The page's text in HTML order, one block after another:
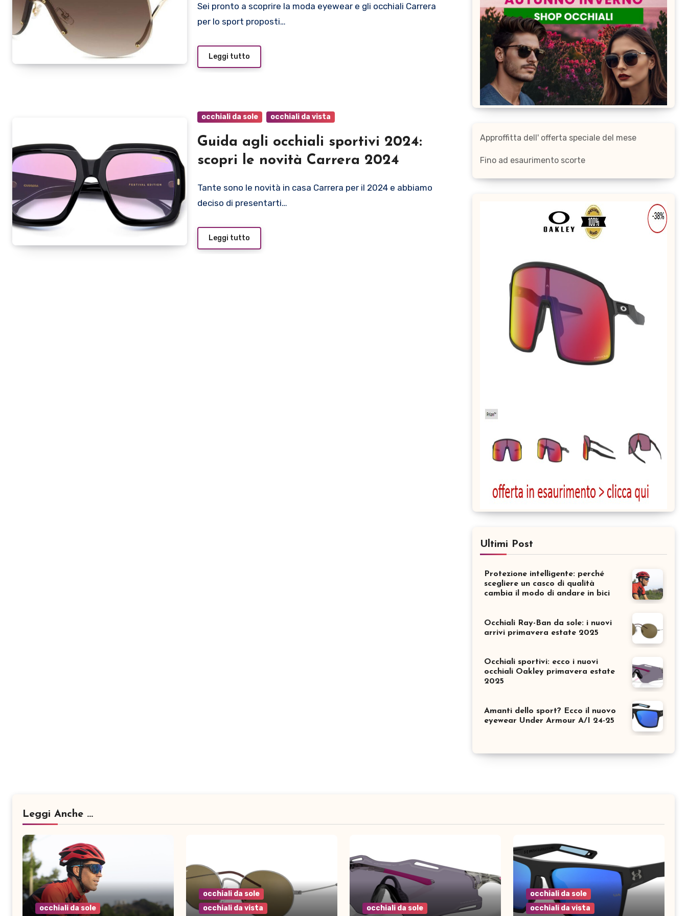
Sei pronto a scoprire la moda eyewear e gli occhiali Carrera
per lo sport proposti…
Leggi tutto
occhiali da sole occhiali da vista
Guida agli occhiali sportivi 2024:
scopri le novità Carrera 2024
Tante sono le novità in casa Carrera per il 2024 e abbiamo
deciso di presentarti…
Leggi tutto
Approffitta dell' offerta speciale del mese
Fino ad esaurimento scorte
Ultimi Post
Protezione intelligente: perché
scegliere un casco di qualità
cambia il modo di andare in bici
Occhiali Ray-Ban da sole: i nuovi
arrivi primavera estate 2025
Occhiali sportivi: ecco i nuovi
occhiali Oakley primavera estate
2025
Amanti dello sport? Ecco il nuovo
eyewear Under Armour A/I 24-25
Leggi Anche ...
occhiali da sole
occhiali da sole
occhiali da vista
occhiali da sole
occhiali da sole
occhiali da vista